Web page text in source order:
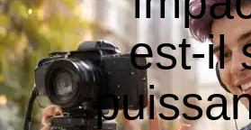
est-il